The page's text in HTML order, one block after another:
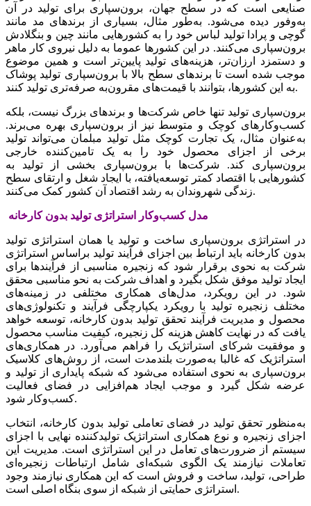
صنایعی‌‌‌ است‌‌‌ که‌‌‌ در سطح‌‌‌ جهان، برون‌سپاری برای تولید در آن
به‌وفور دیده می‌شود. به‌‌‌‌طور مثال، بسیاری از برندهای مد مانند
گوچی‌‌‌ و پرادا تولید لباس خود را به‌‌‌ کشورهایی‌‌‌ مانند چین‌‌‌ و بنگلادش
برون‌سپاری می‌کنند. در این‌‌‌ کشورها عموما به‌‌‌ دلیل‌‌‌ نیروی کار ماهر
و دستمزد ارزان‌تر، هزینه‌‌‌های تولید پایین‌‌‌تر است‌‌‌ و همین‌‌‌ موضوع
موجب‌‌‌ شده است‌‌‌ تا برندهای سطح‌‌‌ بالا با برون‌سپاری تولید پوشاک
به‌‌‌ این‌‌‌ کشورها، بتوانند با قیمت‌های مقرون‌به‌‌‌ صرفه‌‌‌تری تولید کنند.
برون‌سپاری تولید تنها خاص شرکت‌ها و برندهای بزرگ نیست،‌‌‌ بلکه‌‌‌
کسب‌وکارهای کوچک‌‌‌ و متوسط‌‌‌ نیز از برون‌سپاری بهره می‌‌‌برند.
به‌‌‌‌عنوان مثال، یک‌‌‌ تجارت کوچک‌‌‌ مثل‌‌‌ تولید مبلمان می‌‌‌تواند تولید
برخی‌‌‌ از اجزای محصول خود را به‌‌‌ یک‌‌‌ تامین‌‌‌‌کننده خارجی‌‌‌
برون‌سپاری کند. شرکت‌ها با برون‌سپاری بخشی‌‌‌ از تولید به‌‌‌
کشورهایی‌‌‌ با اقتصاد کمتر توسعه‌یافته‌‌‌، با ایجاد شغل‌‌‌ و ارتقای سطح‌‌‌
زندگی‌‌‌ شهروندان به‌‌‌ رشد اقتصاد آن کشور کمک‌‌‌ می‌کنند.
در استراتژی برون‌سپاری ساخت‌‌‌ و تولید یا همان استراتژی تولید
بدون کارخانه‌‌‌ باید‌‌‌ ارتباط بین‌‌‌ اجزای فرآیند تولید براساس استراتژی
شرکت‌‌‌ به‌‌‌ نحوی برقرار شود که‌‌‌ زنجیره مناسبی‌‌‌ از فرآیندها برای
ایجاد تولید موفق‌‌‌ شکل‌‌‌ بگیرد و اهداف شرکت‌‌‌ به‌‌‌ نحو مناسبی‌‌‌ محقق‌‌‌
شود. در این‌‌‌ رویکرد، مدل‌های همکاری مختلفی‌‌‌ در زمینه‌‌‌های
مختلف‌‌‌ زنجیره تولید با رویکرد یکپارچگی‌‌‌ فرآیند و تکنولوژی‌های
محصول و مدیریت‌‌‌ فرآیند تحقق‌‌‌ تولید بدون کارخانه‌‌‌، توسعه‌‌‌ خواهد
یافت‌‌‌ که‌‌‌ در نهایت‌‌‌ کاهش‌‌‌ هزینه‌‌‌ کل‌‌‌ زنجیره، کیفیت‌‌‌ مناسب‌‌‌ محصول
و موفقیت‌‌‌ شرکای استراتژیک‌‌‌ را فراهم‌‌‌ می‌‌‌آورد. در همکاری‌های
استراتژیک‌‌‌ که‌‌‌ غالبا به‌‌‌صورت بلندمدت است‌‌‌، از روش‌های کلاسیک‌‌‌
برون‌سپاری به‌‌‌ نحوی استفاده می‌شود که‌‌‌ شبکه‌‌‌ پایداری از تولید و
عرضه‌‌‌ شکل‌‌‌ گیرد و موجب‌‌‌ ایجاد هم‌‌‌افزایی‌‌‌ در فضای فعالیت‌‌‌
کسب‌وکار شود.
به‌منظور تحقق‌‌‌ تولید در فضای تعاملی‌‌‌ تولید بدون کارخانه‌‌‌، انتخاب
اجزای زنجیره و نوع همکاری استراتژیک‌‌‌ تولیدکننده نهایی‌‌‌ با اجزای
سیستم‌‌‌ از ضرورت‌های تعامل‌‌‌ در این‌‌‌ استراتژی است. مدیریت‌‌‌ این‌‌‌
تعاملات نیازمند یک‌‌‌ الگوی شبکه‌‌‌ای شامل‌‌‌ ارتباطات زنجیره‌ای
طراحی‌‌‌، تولید، ساخت‌‌‌ و فروش است‌‌‌ که‌‌‌ این‌‌‌ همکاری نیازمند وجود
استراتژی حمایتی‌‌‌ از شبکه‌‌‌ از سوی بنگاه اصلی‌‌‌ است‌‌‌.